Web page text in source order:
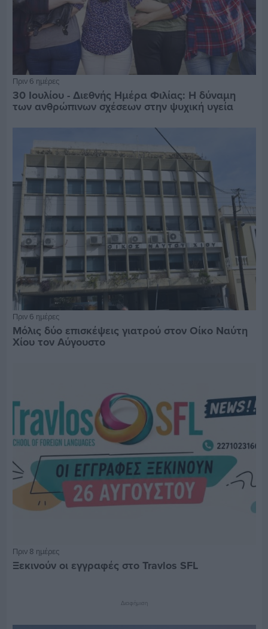
Πριν 6 ημέρες
30 Ιουλίου - Διεθνής Ημέρα Φιλίας: Η δύναμη
των ανθρώπινων σχέσεων στην ψυχική υγεία
Πριν 6 ημέρες
Μόλις δύο επισκέψεις γιατρού στον Οίκο Ναύτη
Χίου τον Αύγουστο
Πριν 8 ημέρες
Ξεκινούν οι εγγραφές στο Travlos SFL
Διαφήμιση